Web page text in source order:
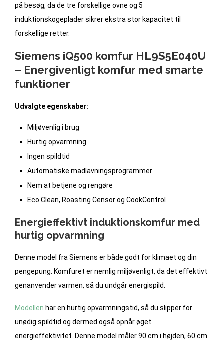
på besøg, da de tre forskellige ovne og 5
induktionskogeplader sikrer ekstra stor kapacitet til
forskellige retter.
Siemens iQ500 komfur HL9S5E040U
– Energivenligt komfur med smarte
funktioner
Udvalgte egenskaber:
Miljøvenlig i brug
Hurtig opvarmning
Ingen spildtid
Automatiske madlavningsprogrammer
Nem at betjene og rengøre
Eco Clean, Roasting Censor og CookControl
Energieffektivt induktionskomfur med
hurtig opvarmning
Denne model fra Siemens er både godt for klimaet og din
pengepung. Komfuret er nemlig miljøvenligt, da det effektivt
genanvender varmen, så du undgår energispild.
Modellen har en hurtig opvarmningstid, så du slipper for
unødig spildtid og dermed også opnår øget
energieffektivitet. Denne model måler 90 cm i højden, 60 cm